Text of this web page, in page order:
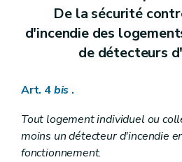
De la sécurité
d'incendie des
de détecteurs
Art. 4bis .
Tout logement individuel ou
moins un détecteur d'incendie
fonctionnement.